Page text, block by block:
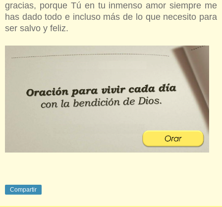
gracias, porque Tú en tu inmenso amor siempre me
has dado todo e incluso más de lo que necesito para
ser salvo y feliz.
Compartir